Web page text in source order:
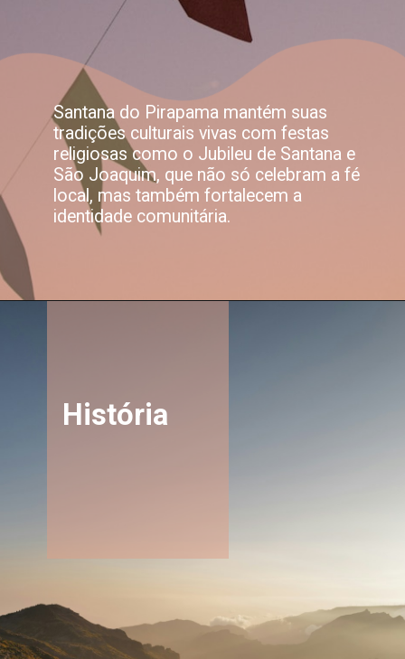
Santana do Pirapama mantém suas
tradições culturais vivas com festas
religiosas como o Jubileu de Santana e
São Joaquim, que não só celebram a fé
local, mas também fortalecem a
identidade comunitária.
História